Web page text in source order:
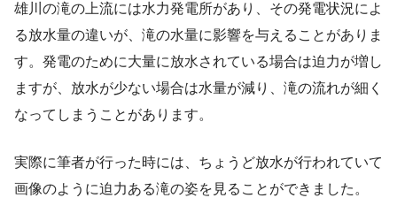
雄川の滝の上流には水力発電所があり、その発電状況によ
る放水量の違いが、滝の水量に影響を与えることがありま
す。発電のために大量に放水されている場合は迫力が増し
ますが、放水が少ない場合は水量が減り、滝の流れが細く
なってしまうことがあります。
実際に筆者が行った時には、ちょうど放水が行われていて
画像のように迫力ある滝の姿を見ることができました。